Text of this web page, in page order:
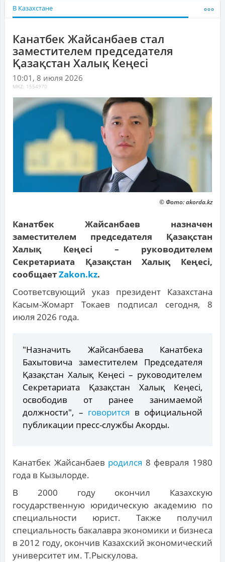
В Казахстане
Канатбек Жайсанбаев стал
заместителем председателя
Қазақстан Халық Кеңесі
10:01, 8 июля 2026
MKZ: 1554970
© Фото: akorda.kz
Канатбек Жайсанбаев назначен
заместителем председателя Қазақстан
Халық Кеңесі – руководителем
Секретариата Қазақстан Халық Кеңесі,
сообщаетZakon.kz.
Cоответсвующий указ президент Казахстана
Касым-Жомарт Токаев подписал сегодня, 8
июля 2026 года.
"Назначить Жайсанбаева Канатбека
Бахытовича заместителем Председателя
Қазақстан Халық Кеңесі – руководителем
Секретариата Қазақстан Халық Кеңесі,
освободив от ранее занимаемой
должности", – говорится в официальной
публикации пресс-службы Акорды.
Канатбек Жайсанбаев родился 8 февраля 1980
года в Кызылорде.
В 2000 году окончил Казахскую
государственную юридическую академию по
специальности юрист. Также получил
специальность бакалавра экономики и бизнеса
в 2012 году, окончив Казахский экономический
университет им. Т.Рыскулова.